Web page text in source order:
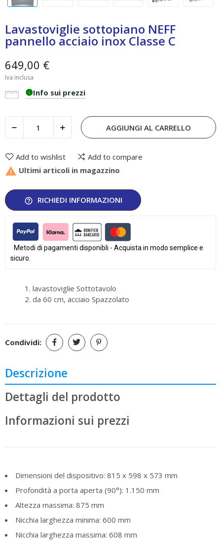
Lavastoviglie sottopiano NEFF
pannello acciaio inox Classe C
649,00 €
Iva inclusa
infoInfo sui prezzi
AGGIUNGI AL CARRELLO
Add to wishlist Add to compare
 Ultimi articoli in magazzino
help_outline RICHIEDI INFORMAZIONI
Metodi di pagamenti disponibli - Acquista in modo semplice e
sicuro.
lavastoviglie Sottotavolo
da 60 cm, acciaio Spazzolato
Condividi:
Descrizione
Dettagli del prodotto
Informazioni sui prezzi
Dimensioni del dispositivo: 815 x 598 x 573 mm
Profondità a porta aperta (90°): 1.150 mm
Altezza massima: 875 mm
Nicchia larghezza minima: 600 mm
Nicchia larghezza massima: 608 mm